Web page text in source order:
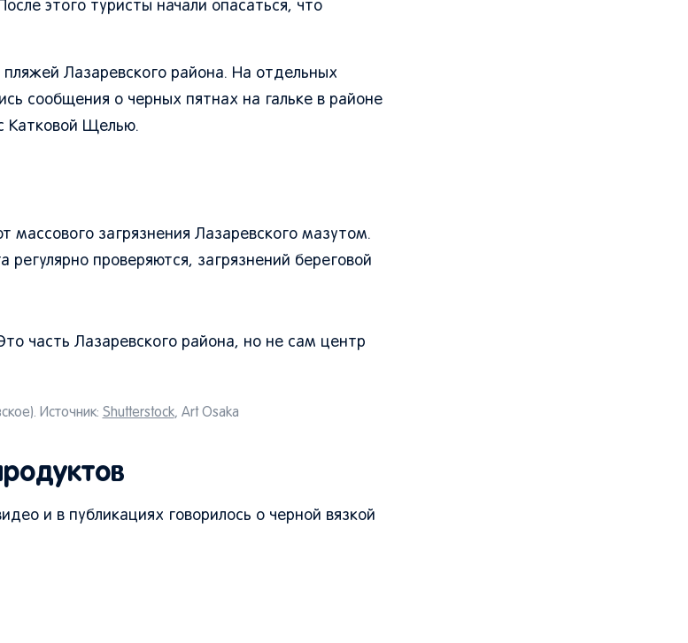
этого туристы начали опасаться, что
Лазаревского района. На отдельных
сообщения о черных пятнах на гальке в районе
Катковой Щелью.
загрязнения Лазаревского мазутом.
проверяются, загрязнений береговой
часть Лазаревского района, но не сам центр
Источник: Shutterstock, Art Osaka
и в публикациях говорилось о черной вязкой